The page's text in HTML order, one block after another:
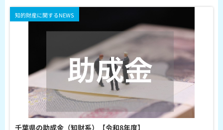
千葉県の助成金（知財系）【令和8年度】
知的財産に関するNEWS